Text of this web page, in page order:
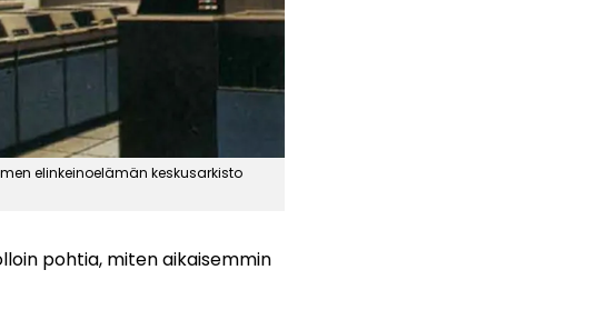
elinkeinoelämän keskusarkisto
pohtia, miten aikaisemmin